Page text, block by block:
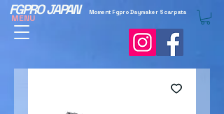
MENU
FGPRO JAPAN Moment Fgpro Daymaker Scarpata